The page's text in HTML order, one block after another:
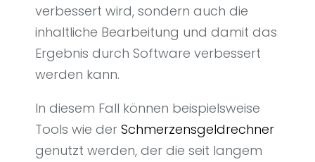
verbessert wird, sondern auch die
inhaltliche Bearbeitung und damit das
Ergebnis durch Software verbessert
werden kann.
In diesem Fall können beispielsweise
Tools wie der Schmerzensgeldrechner
genutzt werden, der die seit langem